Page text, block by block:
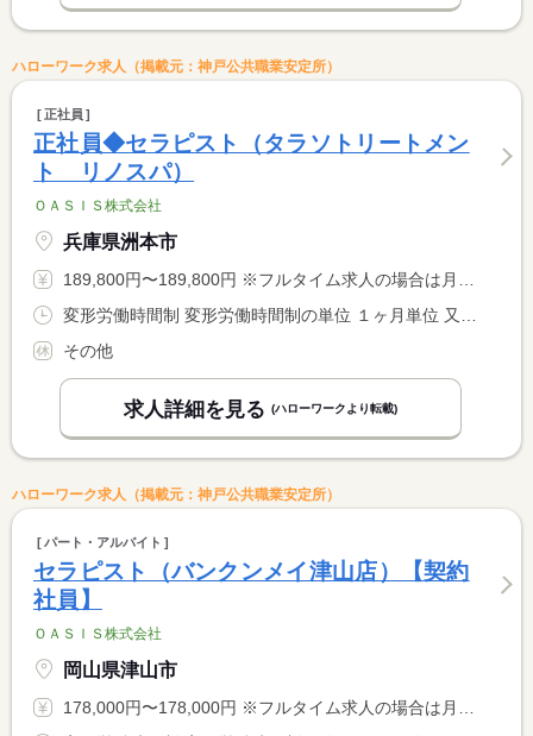
ハローワーク求人（掲載元：神戸公共職業安定所）
正社員
正社員◆セラピスト（タラソトリートメン
ト リノスパ）
ＯＡＳＩＳ株式会社
兵庫県洲本市
189,800円〜189,800円 ※フルタイム求人の場合は月額（換算額）、パート求人の場合は時間額を表示しています。
その他
求人詳細を見る (ハローワークより転載)
ハローワーク求人（掲載元：神戸公共職業安定所）
パート・アルバイト
セラピスト（バンクンメイ津山店）【契約
社員】
ＯＡＳＩＳ株式会社
岡山県津山市
178,000円〜178,000円 ※フルタイム求人の場合は月額（換算額）、パート求人の場合は時間額を表示しています。